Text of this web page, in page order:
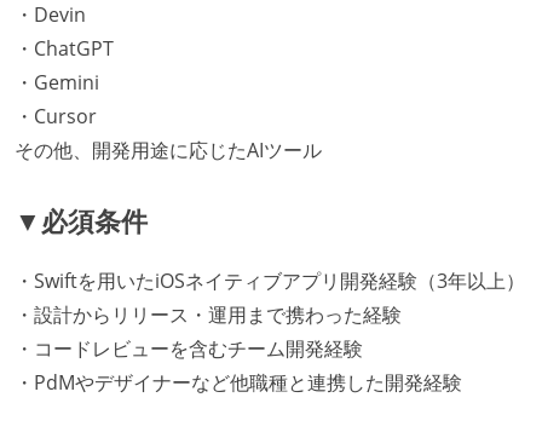
・Devin
・ChatGPT
・Gemini
・Cursor
その他、開発用途に応じたAIツール
▼必須条件
・Swiftを用いたiOSネイティブアプリ開発経験（3年以上）
・設計からリリース・運用まで携わった経験
・コードレビューを含むチーム開発経験
・PdMやデザイナーなど他職種と連携した開発経験